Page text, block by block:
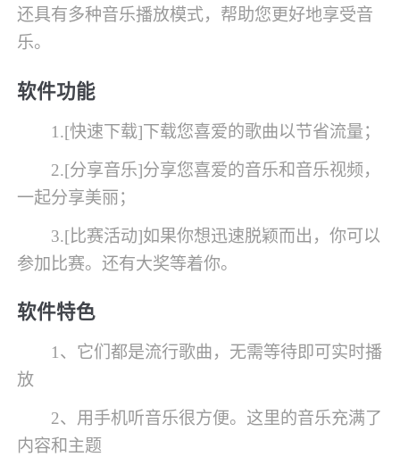
还具有多种音乐播放模式，帮助您更好地享受音
乐。
软件功能
1.[快速下载]下载您喜爱的歌曲以节省流量；
2.[分享音乐]分享您喜爱的音乐和音乐视频，
一起分享美丽；
3.[比赛活动]如果你想迅速脱颖而出，你可以
参加比赛。还有大奖等着你。
软件特色
1、它们都是流行歌曲，无需等待即可实时播
放
2、用手机听音乐很方便。这里的音乐充满了
内容和主题